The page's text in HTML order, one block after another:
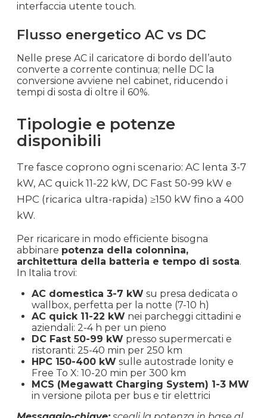
interfaccia utente touch.
Flusso energetico AC vs DC
Nelle prese AC il caricatore di bordo dell’auto
converte a corrente continua; nelle DC la
conversione avviene nel cabinet, riducendo i
tempi di sosta di oltre il 60%.
Tipologie e potenze
disponibili
Tre fasce coprono ogni scenario: AC lenta 3-7
kW, AC quick 11-22 kW, DC Fast 50-99 kW e
HPC (ricarica ultra-rapida) ≥150 kW fino a 400
kW.
Per ricaricare in modo efficiente bisogna
abbinare potenza della colonnina,
architettura della batteria e tempo di sosta.
In Italia trovi:
AC domestica 3-7 kW su presa dedicata o
wallbox, perfetta per la notte (7-10 h)
AC quick 11-22 kW nei parcheggi cittadini e
aziendali: 2-4 h per un pieno
DC Fast 50-99 kW presso supermercati e
ristoranti: 25-40 min per 250 km
HPC 150-400 kW sulle autostrade Ionity e
Free To X: 10-20 min per 300 km
MCS (Megawatt Charging System) 1-3 MW
in versione pilota per bus e tir elettrici